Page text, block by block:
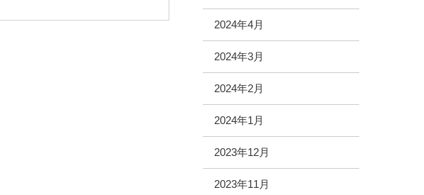
2024年4月
2024年3月
2024年2月
2024年1月
2023年12月
2023年11月